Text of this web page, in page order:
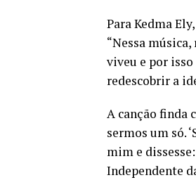
Para Kedma
“Nessa
viveu e por
redescobrir a
A canção finda
sermos um só.
mim e
Independente